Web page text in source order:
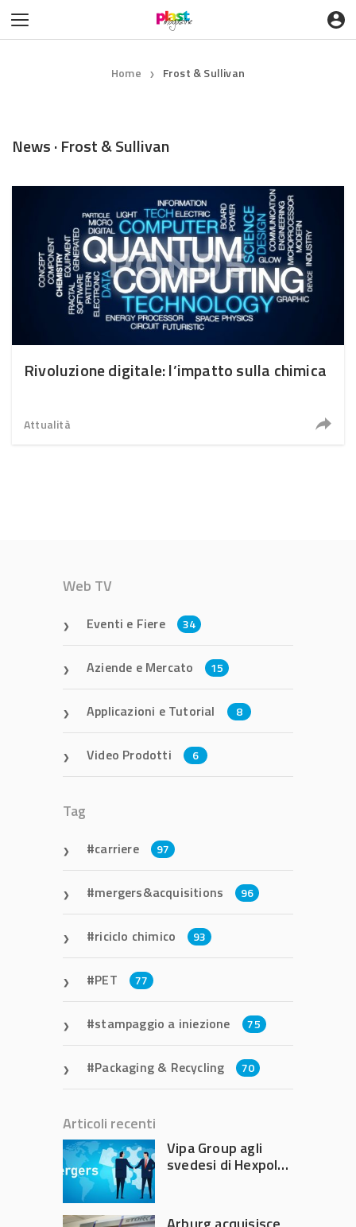
Home ❯ Frost & Sullivan
News · Frost & Sullivan
Rivoluzione digitale: l’impatto sulla chimica
Attualità
Web TV
Eventi e Fiere 34
Aziende e Mercato 15
Applicazioni e Tutorial 8
Video Prodotti 6
Tag
carriere 97
mergers&acquisitions 96
riciclo chimico 93
PET 77
stampaggio a iniezione 75
Packaging & Recycling 70
Articoli recenti
Vipa Group agli
svedesi di Hexpol